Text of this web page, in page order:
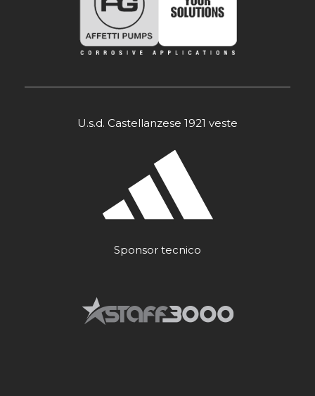
U.s.d. Castellanzese 1921 veste
Sponsor tecnico